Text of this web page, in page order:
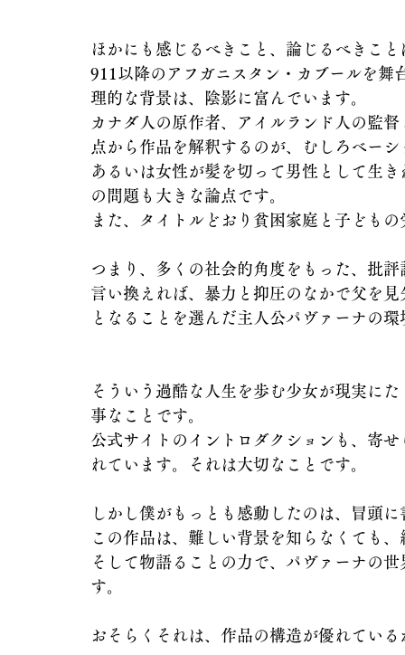
ほかにも感じるべきこと、論じるべきこ
911以降のアフガニスタン・カブールを舞
理的な背景は、陰影に富んでいます。
カナダ人の原作者、アイルランド人の監
点から作品を解釈するのが、むしろベー
あるいは女性が髪を切って男性として生
の問題も大きな論点です。
また、タイトルどおり貧困家庭と子ども
つまり、多くの社会的角度をもった、批
言い換えれば、暴力と抑圧のなかで父を
となることを選んだ主人公パヴァーナの
そういう過酷な人生を歩む少女が現実に
事なことです。
公式サイトのイントロダクションも、寄
れています。それは大切なことです。
しかし僕がもっとも感動したのは、冒頭
この作品は、難しい背景を知らなくても
そして物語ることの力で、パヴァーナの
す。
おそらくそれは、作品の構造が優れている